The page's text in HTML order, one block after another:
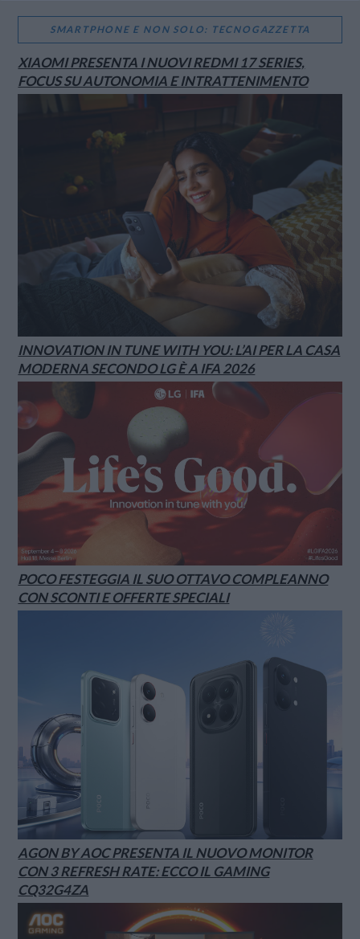
SMARTPHONE E NON SOLO: TECNOGAZZETTA
XIAOMI PRESENTA I NUOVI REDMI 17 SERIES,
FOCUS SU AUTONOMIA E INTRATTENIMENTO
INNOVATION IN TUNE WITH YOU: L’AI PER LA CASA
MODERNA SECONDO LG È A IFA 2026
POCO FESTEGGIA IL SUO OTTAVO COMPLEANNO
CON SCONTI E OFFERTE SPECIALI
AGON BY AOC PRESENTA IL NUOVO MONITOR
CON 3 REFRESH RATE: ECCO IL GAMING
CQ32G4ZA